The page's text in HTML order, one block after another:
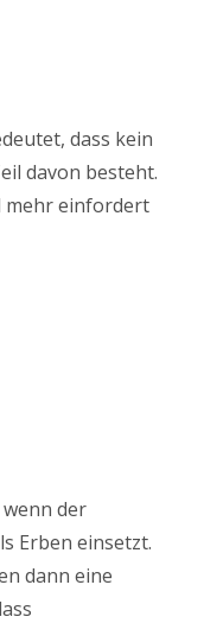
dass kein
davon besteht.
mehr einfordert
der
Erben einsetzt.
dann eine